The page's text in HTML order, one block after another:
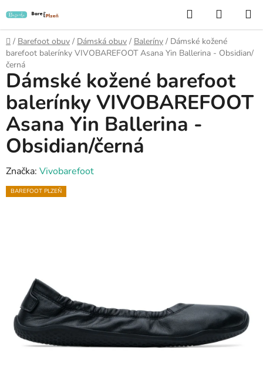
na
obsah
Hledat
KOŠÍK
Domů
/ Barefoot obuv / Dámská obuv / Baleríny / Dámské kožené
barefoot balerínky VIVOBAREFOOT Asana Yin Ballerina - Obsidian/
černá
Dámské kožené barefoot
balerínky VIVOBAREFOOT
Asana Yin Ballerina -
Obsidian/černá
Značka: Vivobarefoot
BAREFOOT PLZEŇ